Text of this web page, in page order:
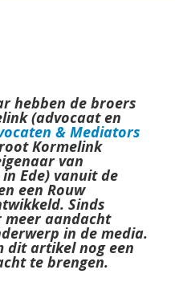
hebben de broers
(advocaat en
& Mediators
Kormelink
van
Ede) vanuit de
een Rouw
Sinds
meer aandacht
in de media.
dit artikel nog een
te brengen.